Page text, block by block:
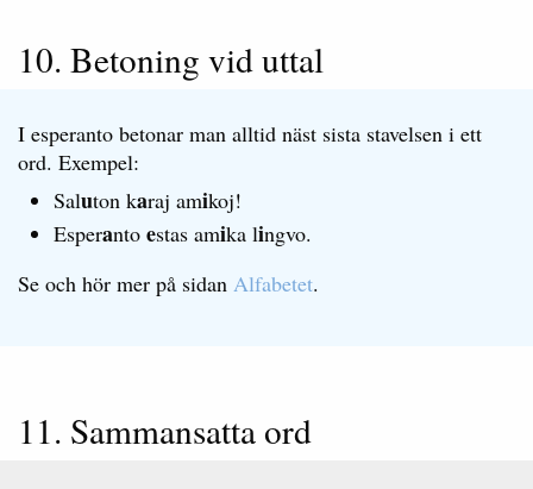
10. Betoning vid uttal
I esperanto betonar man alltid näst sista stavelsen i ett
ord. Exempel:
Saluton karaj amikoj!
Esperanto estas amika lingvo.
Se och hör mer på sidan Alfabetet.
11. Sammansatta ord